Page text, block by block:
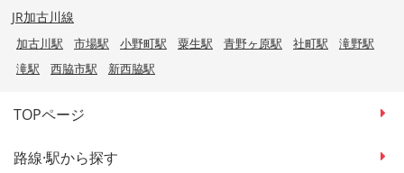
JR加古川線
加古川駅 市場駅 小野町駅 粟生駅 青野ヶ原駅 社町駅
滝野駅
滝駅
西脇市駅 新西脇駅
TOPページ
路線·駅から探す